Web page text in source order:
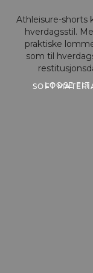
Athleisure-shorts
hverdagsstil.
praktiske
som til
LOOSE FIT
SOFT